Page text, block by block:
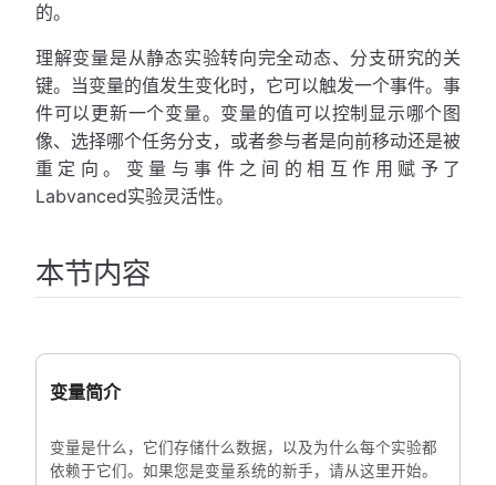
的。
理解变量是从静态实验转向完全动态、分支研究的关
键。当变量的值发生变化时，它可以触发一个事件。事
件可以更新一个变量。变量的值可以控制显示哪个图
像、选择哪个任务分支，或者参与者是向前移动还是被
重定向。变量与事件之间的相互作用赋予了
Labvanced实验灵活性。
本节内容
变量简介
变量是什么，它们存储什么数据，以及为什么每个实验都
依赖于它们。如果您是变量系统的新手，请从这里开始。